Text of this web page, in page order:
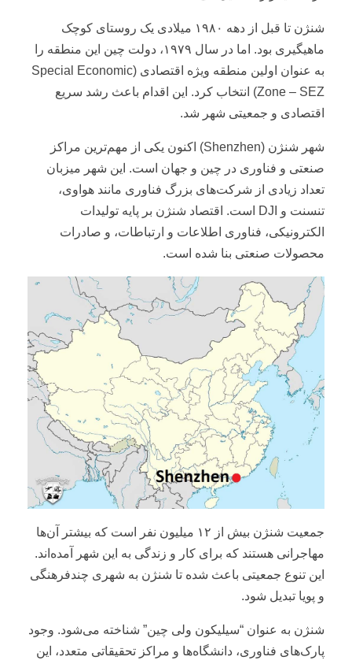
شنژن تا قبل از دهه ۱۹۸۰ میلادی یک روستای کوچک
ماهیگیری بود. اما در سال ۱۹۷۹، دولت چین این منطقه را
به عنوان اولین منطقه ویژه اقتصادی (Special Economic
Zone – SEZ) انتخاب کرد. این اقدام باعث رشد سریع
اقتصادی و جمعیتی شهر شد.
شهر شنژن (Shenzhen) اکنون یکی از مهم‌ترین مراکز
صنعتی و فناوری در چین و جهان است. این شهر میزبان
تعداد زیادی از شرکت‌های بزرگ فناوری مانند هواوی،
تنسنت و DJI است. اقتصاد شنژن بر پایه تولیدات
الکترونیکی، فناوری اطلاعات و ارتباطات، و صادرات
محصولات صنعتی بنا شده است.
جمعیت شنژن بیش از ۱۲ میلیون نفر است که بیشتر آن‌ها
مهاجرانی هستند که برای کار و زندگی به این شهر آمده‌اند.
این تنوع جمعیتی باعث شده تا شنژن به شهری چندفرهنگی
و پویا تبدیل شود.
شنژن به عنوان “سیلیکون ولی چین” شناخته می‌شود. وجود
پارک‌های فناوری، دانشگاه‌ها و مراکز تحقیقاتی متعدد، این